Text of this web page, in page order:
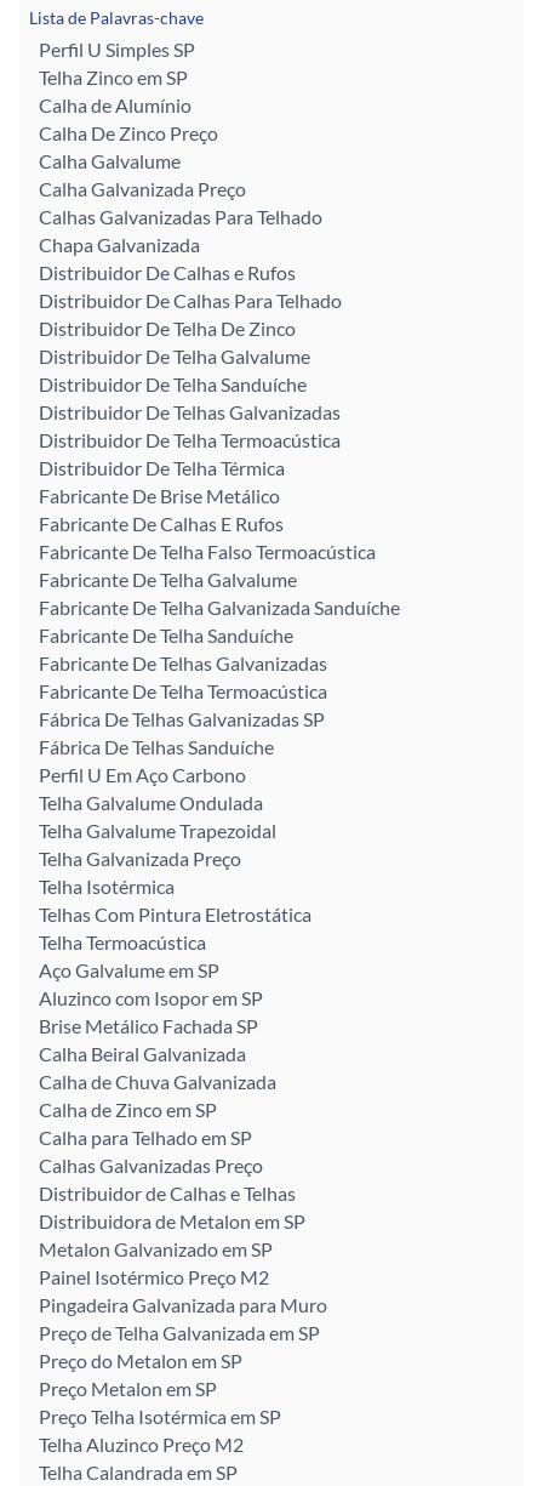
Lista de Palavras-chave
Perfil U Simples SP
Telha Zinco em SP
Calha de Alumínio
Calha De Zinco Preço
Calha Galvalume
Calha Galvanizada Preço
Calhas Galvanizadas Para Telhado
Chapa Galvanizada
Distribuidor De Calhas e Rufos
Distribuidor De Calhas Para Telhado
Distribuidor De Telha De Zinco
Distribuidor De Telha Galvalume
Distribuidor De Telha Sanduíche
Distribuidor De Telhas Galvanizadas
Distribuidor De Telha Termoacústica
Distribuidor De Telha Térmica
Fabricante De Brise Metálico
Fabricante De Calhas E Rufos
Fabricante De Telha Falso Termoacústica
Fabricante De Telha Galvalume
Fabricante De Telha Galvanizada Sanduíche
Fabricante De Telha Sanduíche
Fabricante De Telhas Galvanizadas
Fabricante De Telha Termoacústica
Fábrica De Telhas Galvanizadas SP
Fábrica De Telhas Sanduíche
Perfil U Em Aço Carbono
Telha Galvalume Ondulada
Telha Galvalume Trapezoidal
Telha Galvanizada Preço
Telha Isotérmica
Telhas Com Pintura Eletrostática
Telha Termoacústica
Aço Galvalume em SP
Aluzinco com Isopor em SP
Brise Metálico Fachada SP
Calha Beiral Galvanizada
Calha de Chuva Galvanizada
Calha de Zinco em SP
Calha para Telhado em SP
Calhas Galvanizadas Preço
Distribuidor de Calhas e Telhas
Distribuidora de Metalon em SP
Metalon Galvanizado em SP
Painel Isotérmico Preço M2
Pingadeira Galvanizada para Muro
Preço de Telha Galvanizada em SP
Preço do Metalon em SP
Preço Metalon em SP
Preço Telha Isotérmica em SP
Telha Aluzinco Preço M2
Telha Calandrada em SP